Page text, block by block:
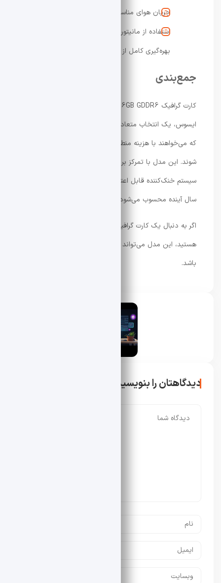
جریان هوای مناسب در داخل کیس
استفاده از مانیتور با نرخ نوسازی بالا برای
بهره‌گیری کامل از توان کارت
جمع‌بندی
کارت گرافیک Dual Radeon RX 9060 XT 16GB GDDR6
ایسوس، یک انتخاب متعادل و هوشمندانه برای کاربرانی است
شوند. این مدل با تمرکز بر عملکرد پایدار، حافظه بالا و
سیستم خنک‌کننده قابل اعتماد، گزینه‌ای مناسب برای چند
سال آینده محسوب می‌شود.
اگر به دنبال یک کارت گرافیک همه‌کاره برای گیمینگ مدرن
هستید، این مدل می‌تواند یکی از انتخاب‌های ارزشمند بازار
باشد.
دیدگاهتان را بنویسید